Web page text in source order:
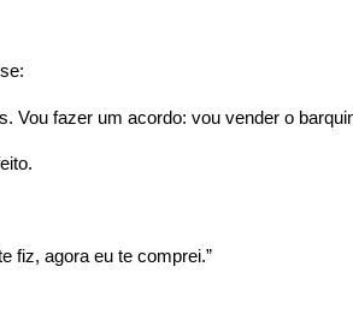
Vou fazer um acordo: vou vender o
fiz, agora eu te comprei.”